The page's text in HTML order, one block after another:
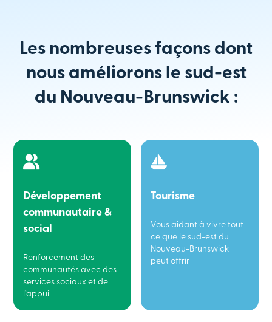
Les nombreuses façons dont
nous améliorons le sud-est
du Nouveau-Brunswick :
Développement
communautaire &
social
Renforcement des
communautés avec des
services sociaux et de
l’appui
Tourisme
Vous aidant à vivre tout
ce que le sud-est du
Nouveau-Brunswick
peut offrir